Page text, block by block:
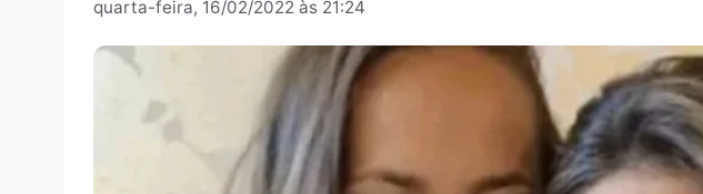
Metrópoles
quarta-feira, 16/02/2022 às 21:24